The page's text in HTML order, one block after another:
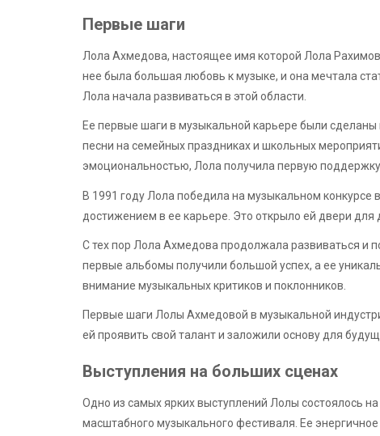
Первые шаги
Лола Ахмедова, настоящее имя которой Лола
нее была большая любовь к музыке, и она мечтала
Лола начала развиваться в этой области.
Ее первые шаги в музыкальной карьере были сделаны
песни на семейных праздниках и школьных
эмоциональностью, Лола получила первую
В 1991 году Лола победила на музыкальном конкурсе
достижением в ее карьере. Это открыло ей двери
С тех пор Лола Ахмедова продолжала развиваться и
первые альбомы получили большой успех, а ее
внимание музыкальных критиков и поклонников.
Первые шаги Лолы Ахмедовой в музыкальной
ей проявить свой талант и заложили основу для
Выступления на больших сценах
Одно из самых ярких выступлений Лолы состоялось
масштабного музыкального фестиваля. Ее